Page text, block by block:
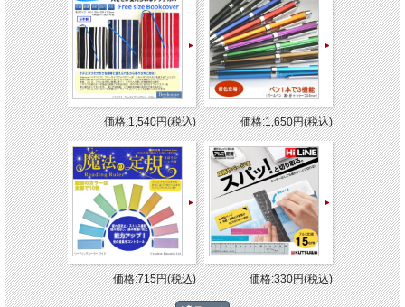
価格:1,540円(税込) 価格:1,650円(税込)
価格:715円(税込) 価格:330円(税込)